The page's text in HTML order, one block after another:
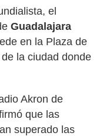
el
Guadalajara
en la Plaza de
la ciudad donde
Akron de
que las
superado las